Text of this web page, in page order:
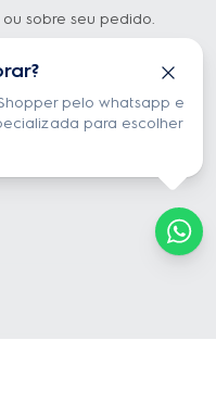
pelo whatsapp e
para escolher
sobre seu pedido.
e tenha dicas e
produtos.